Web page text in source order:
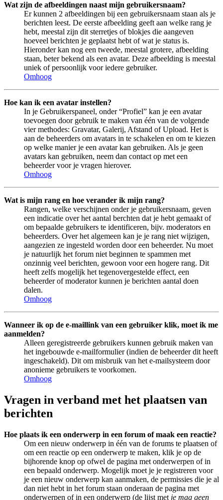
Wat zijn de afbeeldingen naast mijn gebruikersnaam?
Er kunnen 2 afbeeldingen bij een gebruikersnaam staan als je
berichten leest. De eerste afbeelding geeft aan welke rang je
hebt, meestal zijn dit sterretjes of blokjes die aangeven
hoeveel berichten je geplaatst hebt of wat je status is.
Hieronder kan nog een tweede, meestal grotere, afbeelding
staan, beter bekend als een avatar. Deze afbeelding is meestal
uniek of persoonlijk voor iedere gebruiker.
Omhoog
Hoe kan ik een avatar instellen?
In je Gebruikerspaneel, onder “Profiel” kan je een avatar
toevoegen door gebruik te maken van één van de volgende
vier methodes: Gravatar, Galerij, Afstand of Upload. Het is
aan de beheerders om avatars in te schakelen en om te kiezen
op welke manier je een avatar kan gebruiken. Als je geen
avatars kan gebruiken, neem dan contact op met een
beheerder voor je vragen hierover.
Omhoog
Wat is mijn rang en hoe verander ik mijn rang?
Rangen, welke verschijnen onder je gebruikersnaam, geven
een indicatie over het aantal berchten dat je hebt gemaakt of
om bepaalde gebruikers te identificeren, bijv. moderators en
beheerders. Over het algemeen kan je je rang niet wijzigen,
aangezien ze ingesteld worden door een beheerder. Nu moet
je natuurlijk het forum niet beginnen te spammen met
onzinnig veel berichten, gewoon voor een hogere rang. Dit
heeft zelfs mogelijk het tegenovergestelde effect, een
beheerder of moderator kunnen je berichten aantal doen
dalen.
Omhoog
Wanneer ik op de e-maillink van een gebruiker klik, moet ik me
aanmelden?
Alleen geregistreerde gebruikers kunnen gebruik maken van
het ingebouwde e-mailformulier (indien de beheerder dit heeft
ingeschakeld). Dit om misbruik van het e-mailsysteem door
anonieme gebruikers te voorkomen.
Omhoog
Vragen in verband met het plaatsen van
berichten
Hoe plaats ik een onderwerp in een forum of maak een reactie?
Om een nieuw onderwerp in één van de forums te plaatsen of
om een reactie op een onderwerp te maken, klik je op de
bijhorende knop op ofwel de pagina met onderwerpen of in
een bepaald onderwerp. Mogelijk moet je je registreren voor
je een nieuw onderwerp kan aanmaken, de permissies die je al
dan niet hebt in het forum staan onderaan de pagina met
onderwerpen of in een onderwerp (de lijst met je mag geen